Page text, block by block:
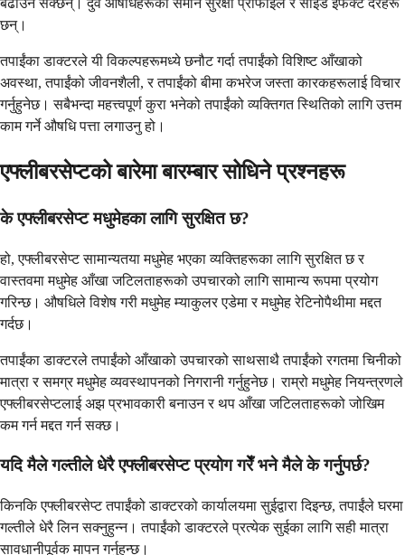
बढाउन सक्छन्। दुवै औषधिहरूको समान सुरक्षा प्रोफाइल र साइड इफेक्ट दरहरू
छन्।
तपाईंका डाक्टरले यी विकल्पहरूमध्ये छनौट गर्दा तपाईंको विशिष्ट आँखाको
अवस्था, तपाईंको जीवनशैली, र तपाईंको बीमा कभरेज जस्ता कारकहरूलाई विचार
गर्नुहुनेछ। सबैभन्दा महत्त्वपूर्ण कुरा भनेको तपाईंको व्यक्तिगत स्थितिको लागि उत्तम
काम गर्ने औषधि पत्ता लगाउनु हो।
एफ्लीबरसेप्टको बारेमा बारम्बार सोधिने प्रश्नहरू
के एफ्लीबरसेप्ट मधुमेहका लागि सुरक्षित छ?
हो, एफ्लीबरसेप्ट सामान्यतया मधुमेह भएका व्यक्तिहरूका लागि सुरक्षित छ र
वास्तवमा मधुमेह आँखा जटिलताहरूको उपचारको लागि सामान्य रूपमा प्रयोग
गरिन्छ। औषधिले विशेष गरी मधुमेह म्याकुलर एडेमा र मधुमेह रेटिनोपैथीमा मद्दत
गर्दछ।
तपाईंका डाक्टरले तपाईंको आँखाको उपचारको साथसाथै तपाईंको रगतमा चिनीको
मात्रा र समग्र मधुमेह व्यवस्थापनको निगरानी गर्नुहुनेछ। राम्रो मधुमेह नियन्त्रणले
एफ्लीबरसेप्टलाई अझ प्रभावकारी बनाउन र थप आँखा जटिलताहरूको जोखिम
कम गर्न मद्दत गर्न सक्छ।
यदि मैले गल्तीले धेरै एफ्लीबरसेप्ट प्रयोग गरेँ भने मैले के गर्नुपर्छ?
किनकि एफ्लीबरसेप्ट तपाईंको डाक्टरको कार्यालयमा सुईद्वारा दिइन्छ, तपाईंले घरमा
गल्तीले धेरै लिन सक्नुहुन्न। तपाईंको डाक्टरले प्रत्येक सुईका लागि सही मात्रा
सावधानीपूर्वक मापन गर्नुहुन्छ।